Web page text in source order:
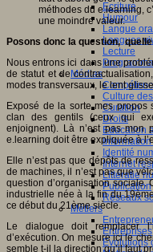
Ecriture
Humour
Langue
Langues
Lecture
Médias
Culture
Curation
Droits
Education
Identité
Internet
Littératie
Publication
Réseaux
Métiers
Entreprises
Evolutions
méthodes du e.learning,
une moindre valeur.
Posons donc la question,
Nous entrons ici dans une
de statut et de
modes transversaux, le lent
Exposé de la sorte mes propos
clan des gentils (ceux qui
enjoignent). Là n’est pas
e.learning doit être expliquée à
Elle n’est pas que dépôts de
de machines, il n’est pas que
question d’organisation
industrielle née à la fin du
ce début du 21ème siècle.
Le dialogue doit remplacer
d’exécution. On mesure ici le
semble t-il la direction qu’il faut